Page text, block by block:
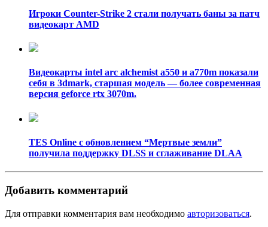
Игроки Counter-Strike 2 стали получать баны за патч
видеокарт AMD
Видеокарты intel arc alchemist a550 и a770m показали
себя в 3dmark, старшая модель — более современная
версия geforce rtx 3070m.
TES Online с обновлением “Мертвые земли”
получила поддержку DLSS и сглаживание DLAA
Добавить комментарий
Для отправки комментария вам необходимо авторизоваться.